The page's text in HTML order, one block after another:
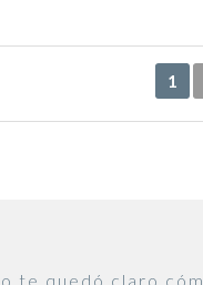
1
te quedó claro